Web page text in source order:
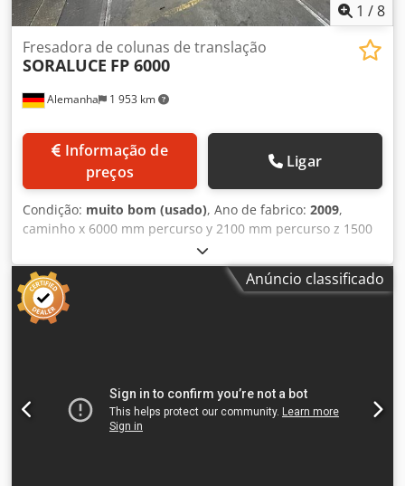
1 /8
Alemanha 1 953 km
Fresadora de colunas de translação
SORALUCE FP 6000
preços
Ligar
Condição: muito bom (usado), Ano de fabrico: 2009,
caminho x 6000 mm percurso y 2100 mm percurso z 1500
mm Controlo HEIDENHAIN iTNC 530 Avanço 2- 20 m/min
Velocidades do fuso 20 -4000 rpm Dimensões da mesa -
longitudinal 7000 mm Dimensões da mesa - transversal
2000 mm Potência total necessária 79 kW Peso da máquina
aprox. 55 toneladas Espaço necessário aprox. 15 x 7 x 4,6
ferramentas e bancada de trabalho: 2'000.-€ Descrição: -
Controlo CNC: HEIDENHAIN ITNC 530 Cabeça de fresagem
ortogonal: - Porta-ferramentas: ISO 50, DIN69871 AD -
Anúncio classificado